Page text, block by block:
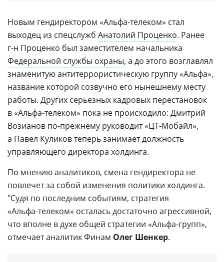
Новым гендиректором «Альфа-телеком» стал
выходец из спецслужб Анатолий Проценко. Ранее
г-н Проценко был заместителем начальника
Федеральной службы охраны, а до этого возглавлял
знаменитую антитеррористическую группу «Альфа»,
название которой созвучно его нынешнему месту
работы. Других серьезных кадровых перестановок
в «Альфа-телеком» пока не происходило: Дмитрий
Возианов по-прежнему руководит«ЦТ-Мобайл»,
а Павел Куликовтеперь занимает должность
управляющего директора холдинга.
По мнению аналитиков, смена гендиректора не
повлечет за собой изменения политики холдинга.
"Судя по последним событиям, стратегия
«Альфа-телеком» осталась достаточно агрессивной,
что вполне в духе общей стратегии «Альфа-групп», 
отмечает аналитик Финам Олег Шенкер.